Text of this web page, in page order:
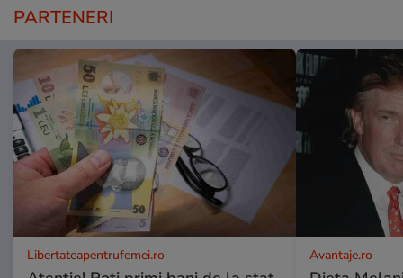
PARTENERI
Libertateapentrufemei.ro Avantaje.ro